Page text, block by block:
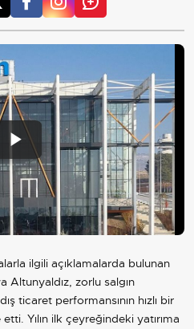
Play
Video
ilgili açıklamalarda bulunan
Altunyaldız, zorlu salgın
ticaret performansının hızlı bir
Yılın ilk çeyreğindeki yatırıma